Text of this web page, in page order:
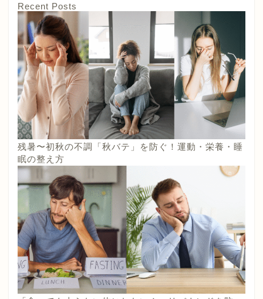
Recent Posts
残暑〜初秋の不調「秋バテ」を防ぐ！運動・栄養・睡
眠の整え方